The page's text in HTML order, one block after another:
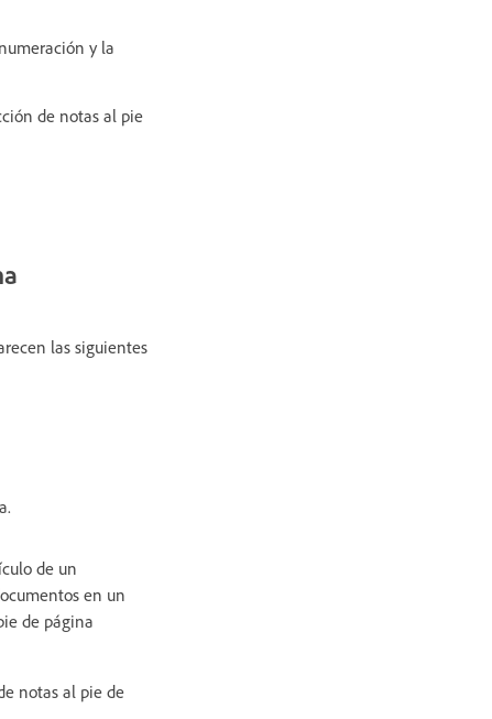
y la
de notas al pie
las siguientes
de un
en un
de página
notas al pie de